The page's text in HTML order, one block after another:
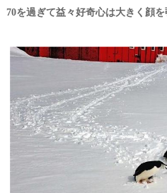
70を過ぎて益々好奇心は大きく顔